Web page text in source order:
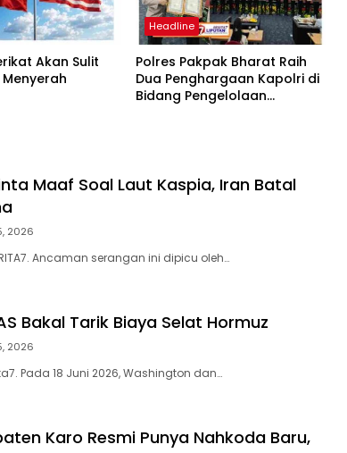
Akan Sulit
Headline
Polres Pakpak Bharat Raih
Dua Penghargaan Kapolri di
Bidang Pengelolaan
Maaf Soal Laut Kaspia, Iran Batal
2026
Ancaman serangan ini dipicu oleh…
Bakal Tarik Biaya Selat Hormuz
2026
Pada 18 Juni 2026, Washington dan…
Karo Resmi Punya Nahkoda Baru,